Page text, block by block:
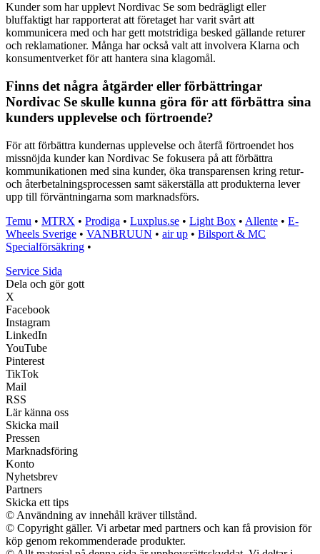
Kunder som har upplevt Nordivac Se som bedrägligt eller
bluffaktigt har rapporterat att företaget har varit svårt att
kommunicera med och har gett motstridiga besked gällande returer
och reklamationer. Många har också valt att involvera Klarna och
konsumentverket för att hantera sina klagomål.
Finns det några åtgärder eller förbättringar
Nordivac Se skulle kunna göra för att förbättra sina
kunders upplevelse och förtroende?
För att förbättra kundernas upplevelse och återfå förtroendet hos
missnöjda kunder kan Nordivac Se fokusera på att förbättra
kommunikationen med sina kunder, öka transparensen kring retur-
och återbetalningsprocessen samt säkerställa att produkterna lever
upp till förväntningarna som marknadsförs.
Temu • MTRX • Prodiga • Luxplus.se • Light Box • Allente • E-
Wheels Sverige • VANBRUUN • air up • Bilsport & MC
Specialförsäkring •
Service Sida
Dela och gör gott
X
Facebook
Instagram
LinkedIn
YouTube
Pinterest
TikTok
Mail
RSS
Lär känna oss
Skicka mail
Pressen
Marknadsföring
Konto
Nyhetsbrev
Partners
Skicka ett tips
© Användning av innehåll kräver tillstånd.
© Copyright gäller. Vi arbetar med partners och kan få provision för
köp genom rekommenderade produkter.